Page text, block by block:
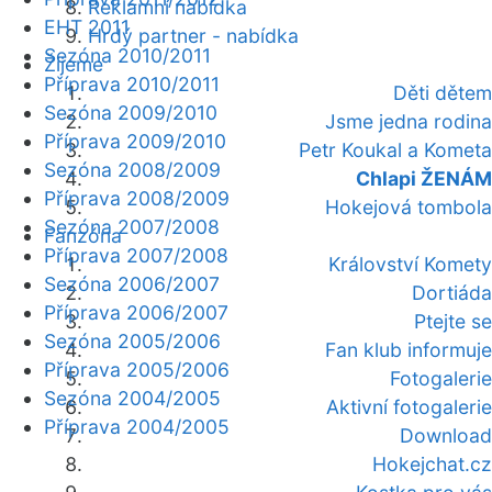
Reklamní nabídka
Hrdý partner - nabídka
Žijeme
Děti dětem
Jsme jedna rodina
Petr Koukal a Kometa
Chlapi ŽENÁM
Hokejová tombola
Fanzóna
Království Komety
Dortiáda
Ptejte se
Fan klub informuje
Fotogalerie
Aktivní fotogalerie
Download
Hokejchat.cz
EHT 2011
Sezóna 2010/2011
Příprava 2010/2011
Sezóna 2009/2010
Příprava 2009/2010
Sezóna 2008/2009
Příprava 2008/2009
Sezóna 2007/2008
Příprava 2007/2008
Sezóna 2006/2007
Příprava 2006/2007
Sezóna 2005/2006
Příprava 2005/2006
Sezóna 2004/2005
Příprava 2004/2005